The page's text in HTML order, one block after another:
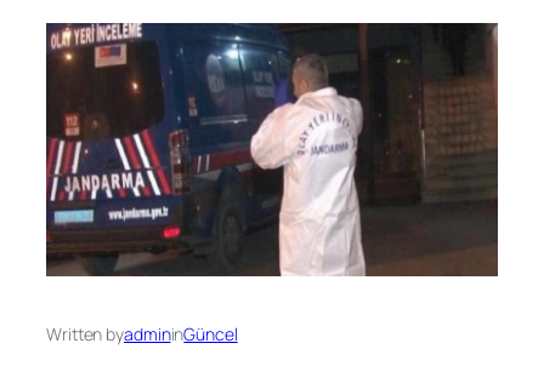
Written byadmininGüncel